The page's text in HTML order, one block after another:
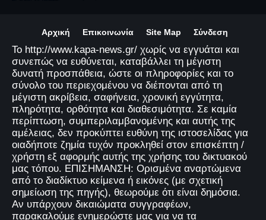
Αρχική Επικοινωνία Site Map Σύνδεση
Το http://www.kapa-news.gr/ χωρίς να εγγυάται και
συνεπώς να ευθύνεται, καταβάλλει τη μέγιστη
δυνατή προσπάθεια, ώστε οι πληροφορίες και το
σύνολο του περιεχομένου να διέπονται από τη
μέγιστη ακρίβεια, σαφήνεια, χρονική εγγύτητα,
πληρότητα, ορθότητα και διαθεσιμότητα. Σε καμία
περίπτωση, συμπεριλαμβανομένης και αυτής της
αμέλειας, δεν προκύπτει ευθύνη της ιστοσελίδας για
οιαδήποτε ζημία τυχόν προκληθεί στον επισκέπτη /
χρήστη εξ αφορμής αυτής της χρήσης του δικτυακού
μας τόπου. ΕΠΙΣΗΜΑΝΣΗ: Ορισμένα αναρτώμενα
από το διαδίκτυο κείμενα ή εικόνες (με σχετική
σημείωση της πηγής), θεωρούμε ότι είναι δημόσια.
Αν υπάρχουν δικαιώματα συγγραφέων,
παρακαλούμε ενημερώστε μας για να τα